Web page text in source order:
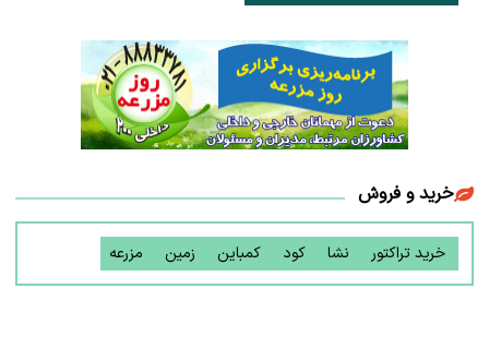
خرید و فروش
خرید تراکتور نشا کود کمباین زمین مزرعه